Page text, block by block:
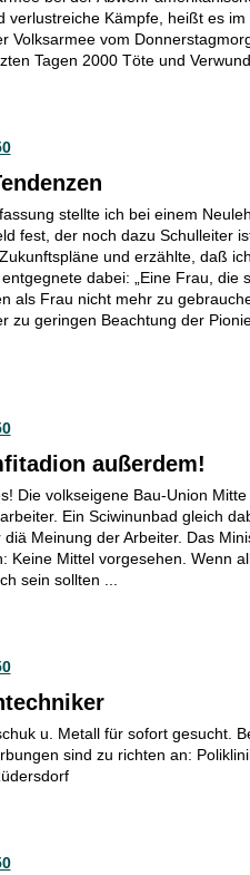
verlustreiche Kämpfe, heißt es
Volksarmee vom
Tagen 2000 Töte und
stellte ich bei einem
fest, der noch dazu Schulleiter
und erzählte, daß
dabei: „Eine Frau, die
als Frau nicht mehr zu
zu geringen Beachtung der
außerdem!
Die volkseigene Bau-Union
Ein Sciwinunbad gleich
Meinung der Arbeiter. Das
Keine Mittel vorgesehen. Wenn
sein sollten ...
u. Metall für sofort gesucht.
sind zu richten an: